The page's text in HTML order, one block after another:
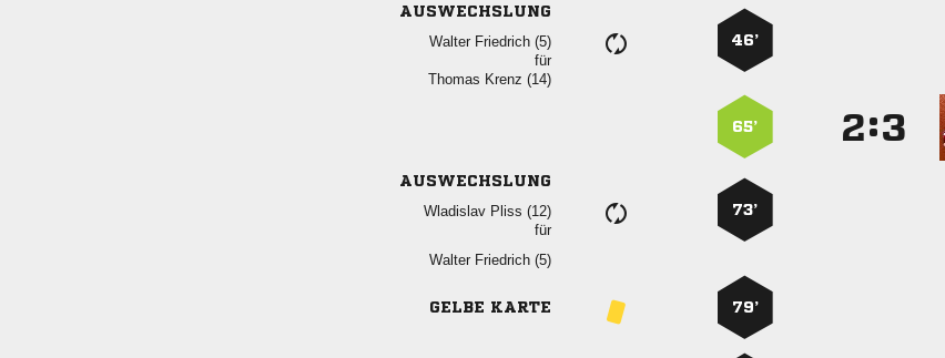
AUSWECHSLUNG
  
für
  
46’
65’ :
AUSWECHSLUNG
  
für
  
73’
GELBE KARTE 79’